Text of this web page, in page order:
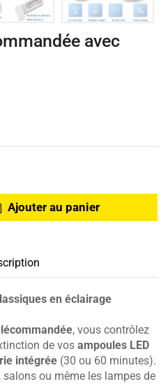
avec
Ajouter au panier
en éclairage
, vous contrôlez
de vos ampoules LED
intégrée (30 ou 60 minutes).
ou même les lampes de